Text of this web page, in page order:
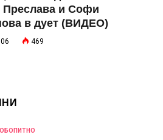
Преслава и Софи
в дует (ВИДЕО)
469